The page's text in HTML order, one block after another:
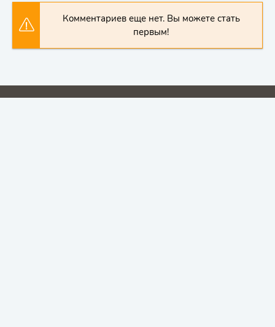
Комментариев еще нет. Вы можете стать
первым!